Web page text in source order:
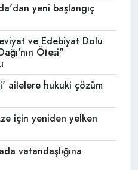
yeni başlangıç
ve Edebiyat Dolu
Ötesi"
ailelere hukuki çözüm
için yeniden yelken
vatandaşlığına